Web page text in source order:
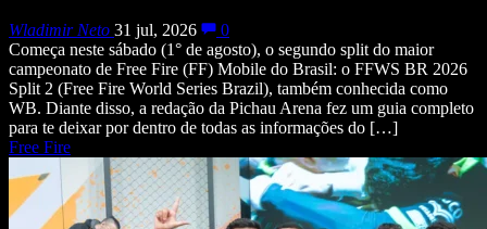
Wladimir Neto 31 jul, 2026
0
Começa neste sábado (1° de agosto), o segundo split do maior
campeonato de Free Fire (FF) Mobile do Brasil: o FFWS BR 2026
Split 2 (Free Fire World Series Brazil), também conhecida como
WB. Diante disso, a redação da Pichau Arena fez um guia completo
para te deixar por dentro de todas as informações do […]
Free Fire